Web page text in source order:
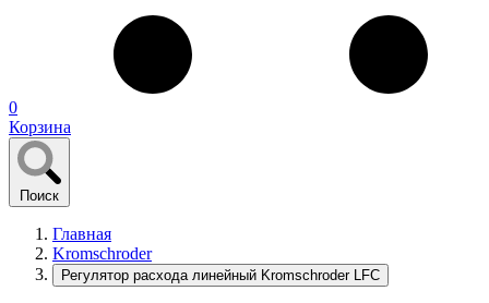
0
Корзина
Поиск
Главная
Kromschroder
Регулятор расхода линейный Kromschroder LFC